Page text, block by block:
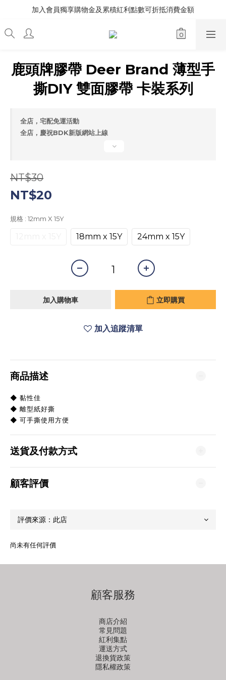
加入會員獨享購物金及累積紅利點數可折抵消費金額
鹿頭牌膠帶 Deer Brand 薄型手
撕DIY 雙面膠帶 卡裝系列
全店，宅配免運活動
全店，慶祝BDK新版網站上線
NT$30
NT$20
規格 : 12mm X 15Y
18mm x 15Y 24mm x 15Y
加入購物車 立即購買
加入追蹤清單
商品描述
◆ 黏性佳
◆ 離型紙好撕
◆ 可手撕使用方便
送貨及付款方式
顧客評價
尚未有任何評價
顧客服務
商店介紹
常見問題
紅利集點
運送方式
退換貨政策
隱私權政策